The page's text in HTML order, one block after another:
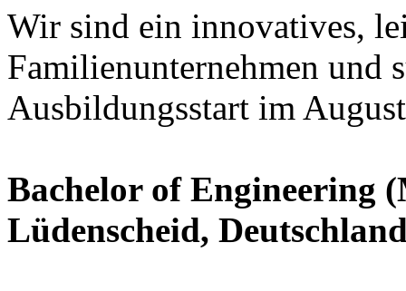
Wir sind ein innovatives,
Familienunternehmen und
Ausbildungsstart im
Bachelor of Engineering
Lüdenscheid,